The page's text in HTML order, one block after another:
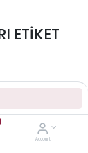
Account
ETİKET